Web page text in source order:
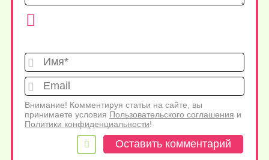
Имя*
Внимание! Комментируя статьи на сайте, вы
принимаете условия Пользовательского соглашения и
Политики конфиденциальности!